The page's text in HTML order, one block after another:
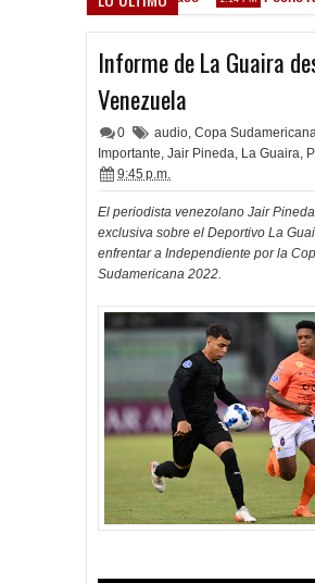
Informe de La Guaira
Venezuela
0 audio, Copa
Importante, Jair Pineda, La Guaira,
9:45 p.m.
El periodista venezolano Jair
exclusiva sobre el Deportivo La
enfrentar a Independiente por la
Sudamericana 2022.